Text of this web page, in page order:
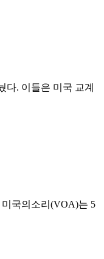
다. 이들은 미국 교계
국의소리(VOA)는 5